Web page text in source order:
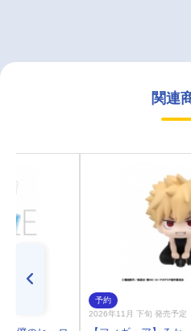
関連
予約
2026年11月 下旬 発売予定